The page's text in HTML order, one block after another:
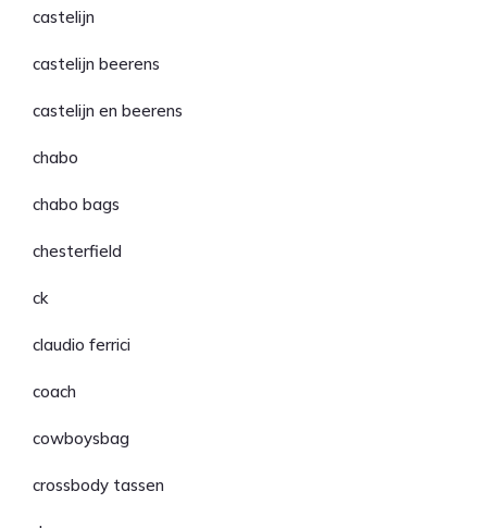
castelijn
castelijn beerens
castelijn en beerens
chabo
chabo bags
chesterfield
ck
claudio ferrici
coach
cowboysbag
crossbody tassen